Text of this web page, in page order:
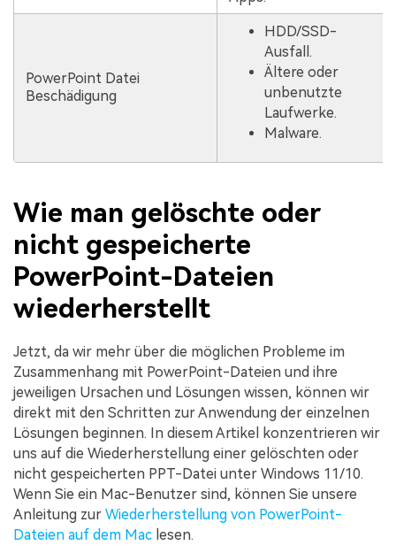
PowerPoint Datei
Beschädigung
HDD/SSD-
Ausfall.
Ältere oder
unbenutzte
Laufwerke.
Malware.
Wie man gelöschte oder
nicht gespeicherte
PowerPoint-Dateien
wiederherstellt
Jetzt, da wir mehr über die möglichen Probleme im
Zusammenhang mit PowerPoint-Dateien und ihre
jeweiligen Ursachen und Lösungen wissen, können wir
direkt mit den Schritten zur Anwendung der einzelnen
Lösungen beginnen. In diesem Artikel konzentrieren wir
uns auf die Wiederherstellung einer gelöschten oder
nicht gespeicherten PPT-Datei unter Windows 11/10.
Wenn Sie ein Mac-Benutzer sind, können Sie unsere
Anleitung zur Wiederherstellung von PowerPoint-
Dateien auf dem Mac lesen.